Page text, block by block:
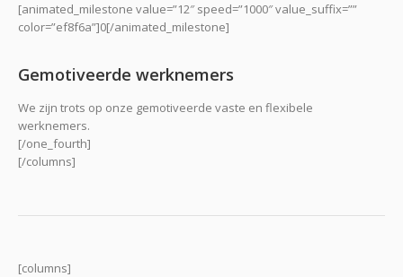
[animated_milestone value=”12″ speed=”1000″ value_suffix=””
color=”ef8f6a”]0[/animated_milestone]
Gemotiveerde werknemers
We zijn trots op onze gemotiveerde vaste en flexibele
werknemers.
[/one_fourth]
[/columns]
[columns]